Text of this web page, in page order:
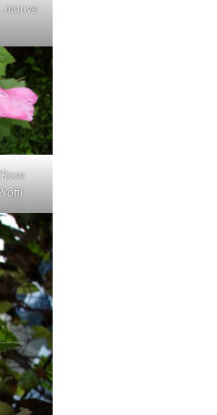
mauve